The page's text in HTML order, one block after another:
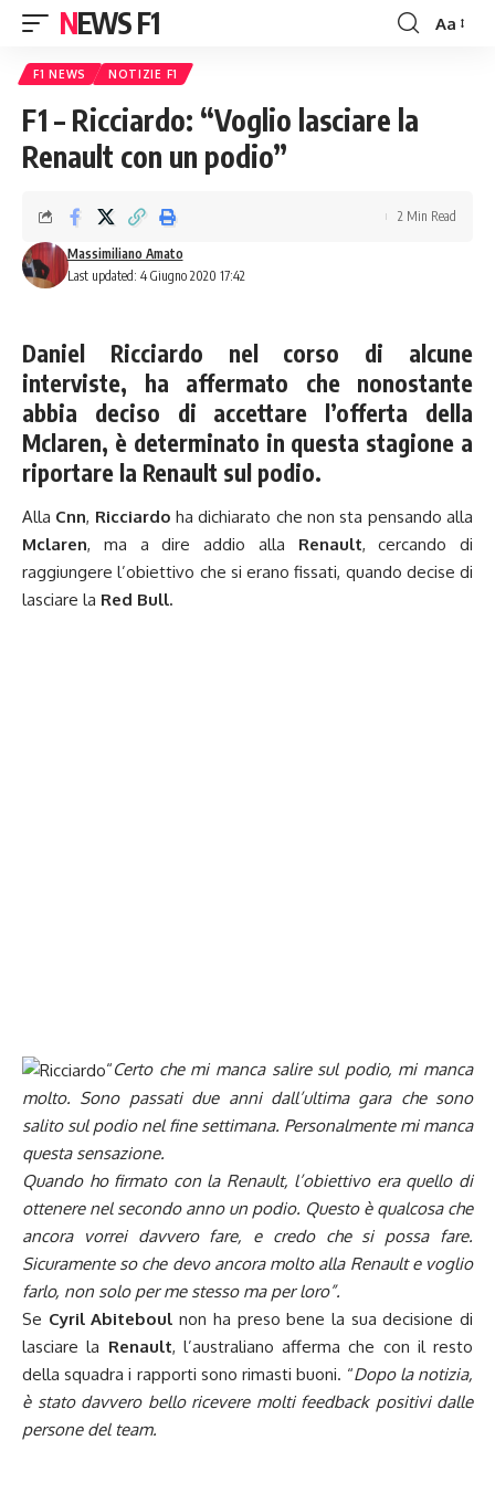
NEWS F1
Font
Aa
F1 NEWS NOTIZIE F1
F1 – Ricciardo: “Voglio lasciare la
Renault con un podio”
Last updated: 4 Giugno 2020 17:42
Massimiliano Amato
2 Min Read
Daniel Ricciardo nel corso di alcune
interviste, ha affermato che nonostante
abbia deciso di accettare l’offerta della
Mclaren, è determinato in questa stagione a
riportare la Renault sul podio.
Alla Cnn, Ricciardo ha dichiarato che non sta pensando alla
Mclaren, ma a dire addio alla Renault, cercando di
raggiungere l’obiettivo che si erano fissati, quando decise di
lasciare la Red Bull.
“Certo che mi manca salire sul podio, mi manca
molto. Sono passati due anni dall’ultima gara che sono
salito sul podio nel fine settimana. Personalmente mi manca
questa sensazione.
Quando ho firmato con la Renault, l’obiettivo era quello di
ottenere nel secondo anno un podio. Questo è qualcosa che
ancora vorrei davvero fare, e credo che si possa fare.
Sicuramente so che devo ancora molto alla Renault e voglio
farlo, non solo per me stesso ma per loro”.
Se Cyril Abiteboul non ha preso bene la sua decisione di
lasciare la Renault, l’australiano afferma che con il resto
della squadra i rapporti sono rimasti buoni. “Dopo la notizia,
è stato davvero bello ricevere molti feedback positivi dalle
persone del team.